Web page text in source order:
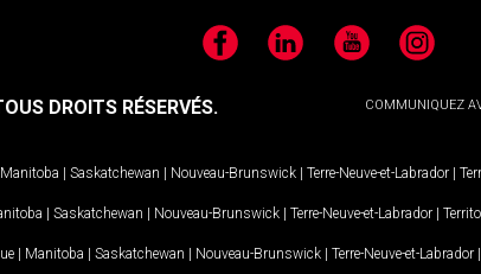
FacebookLinkedIn YouTubeInstagram
COMMUNIQUEZ
DROITS RÉSERVÉS.
Manitoba | Saskatchewan | Nouveau-Brunswick | Terre-Neuve-et-Labrador |
| Saskatchewan | Nouveau-Brunswick | Terre-Neuve-et-Labrador |
| Manitoba | Saskatchewan | Nouveau-Brunswick | Terre-Neuve-et-Labrador |